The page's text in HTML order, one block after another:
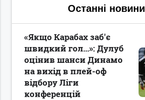
Останні новини
«Якщо Карабах заб'є
швидкий гол...»: Дулуб
оцінив шанси Динамо
на вихід в плей-оф
відбору Ліги
конференцій